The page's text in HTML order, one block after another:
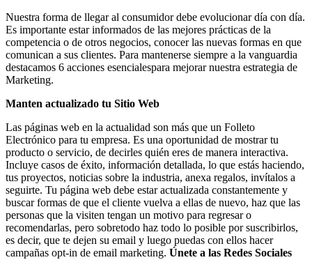
Nuestra forma de llegar al consumidor debe evolucionar día con día.
Es importante estar informados de las mejores prácticas de la
competencia o de otros negocios, conocer las nuevas formas en que
comunican a sus clientes. Para mantenerse siempre a la vanguardia
destacamos 6 acciones esencialespara mejorar nuestra estrategia de
Marketing.
Manten actualizado tu Sitio Web
Las páginas web en la actualidad son más que un Folleto
Electrónico para tu empresa. Es una oportunidad de mostrar tu
producto o servicio, de decirles quién eres de manera interactiva.
Incluye casos de éxito, información detallada, lo que estás haciendo,
tus proyectos, noticias sobre la industria, anexa regalos, invítalos a
seguirte. Tu página web debe estar actualizada constantemente y
buscar formas de que el cliente vuelva a ellas de nuevo, haz que las
personas que la visiten tengan un motivo para regresar o
recomendarlas, pero sobretodo haz todo lo posible por suscribirlos,
es decir, que te dejen su email y luego puedas con ellos hacer
campañas opt-in de email marketing. Únete a las Redes Sociales